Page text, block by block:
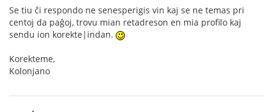
Se tiu ĉi respondo ne senesperigis vin kaj se ne temas pri
centoj da paĝoj, trovu mian retadreson en mia profilo kaj
sendu ion korekte|indan.
Korekteme,
Kolonjano